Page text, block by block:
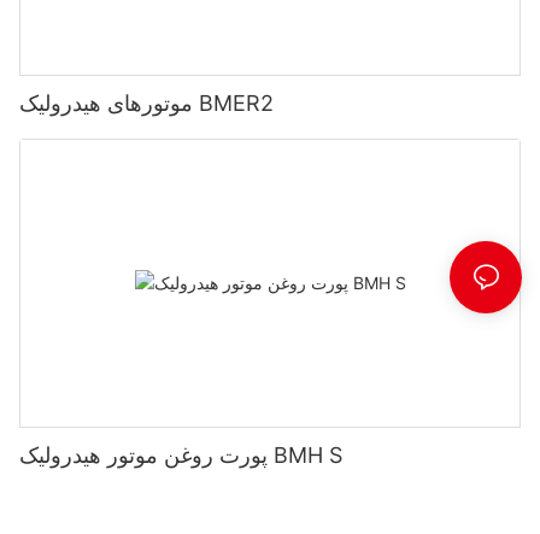
موتورهای هیدرولیک BMER2
پورت روغن موتور هیدرولیک BMH S